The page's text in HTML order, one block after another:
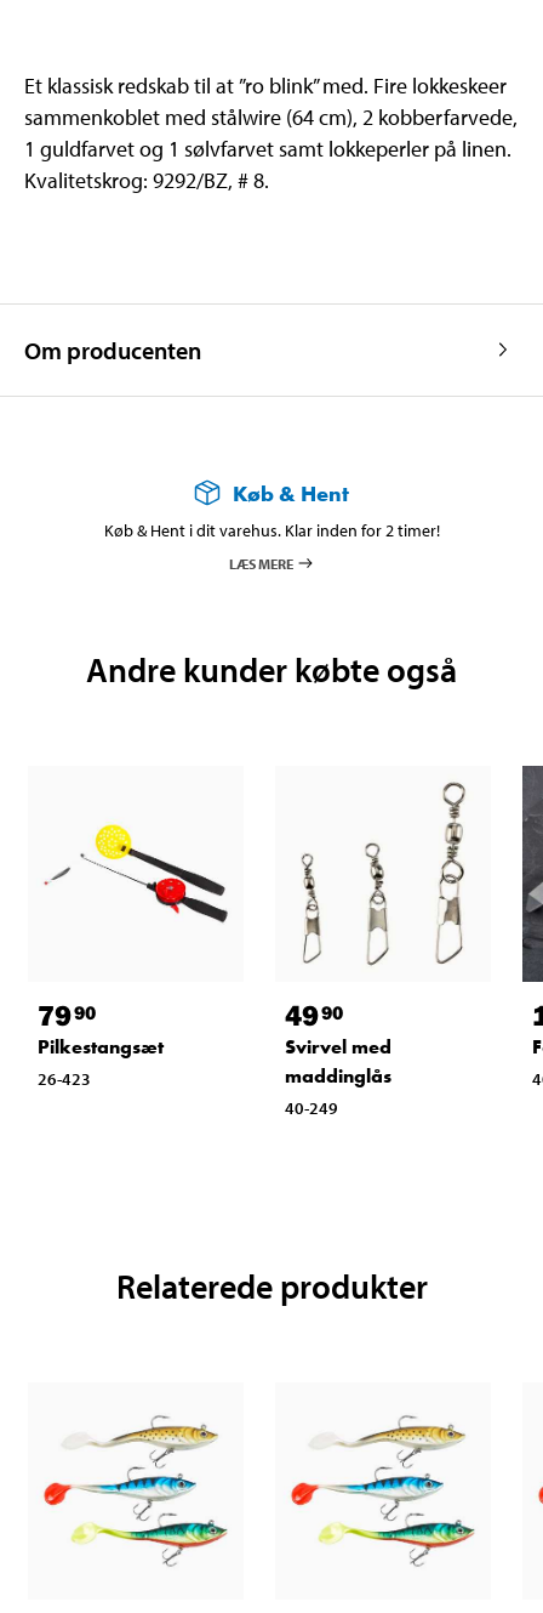
Et klassisk redskab til at ”ro blink” med. Fire lokkeskeer
sammenkoblet med stålwire (64 cm), 2 kobberfarvede,
1 guldfarvet og 1 sølvfarvet samt lokkeperler på linen.
Kvalitetskrog: 9292/BZ, # 8.
Om producenten
Køb & Hent
Køb & Hent i dit varehus. Klar inden for 2 timer!
LÆS MERE
Andre kunder købte også
7990
Pilkestangsæt
26-423
4990
Svirvel med
maddinglås
40-249
Relaterede produkter